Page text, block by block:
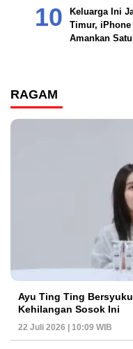
Keluarga Ini
Timur, iPhone
Amankan
RAGAM
Ayu Ting Ting
Kehilangan Sosok Ini
22 Juli 2026 | 10:09 WIB